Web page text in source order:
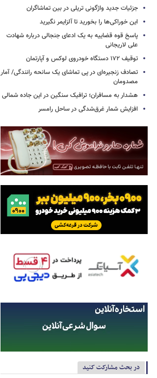
جزئیات جدید واژگونی تریلی در بین تماشاگران
این خوراکی‌ها را بخورید تا آلزایمر نگیرید
پاسخ قوه قضاییه به یک ادعای جنجالی درباره شهادت
علی لاریجانی
توقیف ۱۷۲ دستگاه خودروی لوکس و آپارتمان
تصادف زنجیره‌ای در پی تماشای یک سانحه رانندگی/ آمار
مصدومان
هشدار به مسافران؛ ترافیک سنگین در این جاده شمالی
افزایش شمار غرق‌شدگی در ساحل رامسر
در بحث مشارکت کنید